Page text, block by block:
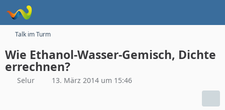
Talk im Turm
Wie Ethanol-Wasser-Gemisch, Dichte
errechnen?
Selur 13. März 2014 um 15:46